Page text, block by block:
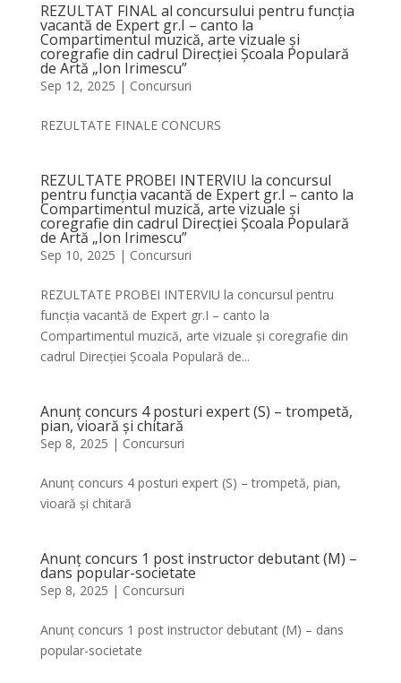
REZULTAT FINAL al concursului pentru funcția
vacantă de Expert gr.I – canto la
Compartimentul muzică, arte vizuale și
coregrafie din cadrul Direcției Școala Populară
de Artă „Ion Irimescu”
Sep 12, 2025 | Concursuri
REZULTATE FINALE CONCURS
REZULTATE PROBEI INTERVIU la concursul
pentru funcția vacantă de Expert gr.I – canto la
Compartimentul muzică, arte vizuale și
coregrafie din cadrul Direcției Școala Populară
de Artă „Ion Irimescu”
Sep 10, 2025 | Concursuri
REZULTATE PROBEI INTERVIU la concursul pentru
funcția vacantă de Expert gr.I – canto la
Compartimentul muzică, arte vizuale și coregrafie din
cadrul Direcției Școala Populară de...
Anunț concurs 4 posturi expert (S) – trompetă,
pian, vioară și chitară
Sep 8, 2025 | Concursuri
Anunț concurs 4 posturi expert (S) – trompetă, pian,
vioară și chitară
Anunț concurs 1 post instructor debutant (M) –
dans popular-societate
Sep 8, 2025 | Concursuri
Anunț concurs 1 post instructor debutant (M) – dans
popular-societate